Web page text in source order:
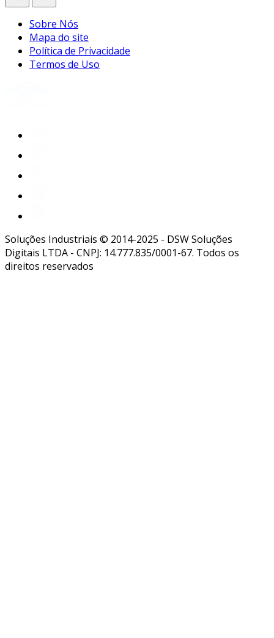
Sobre Nós
Mapa do site
Política de Privacidade
Termos de Uso
Soluções Industriais © 2014-2025 - DSW Soluções
Digitais LTDA - CNPJ: 14.777.835/0001-67. Todos os
direitos reservados